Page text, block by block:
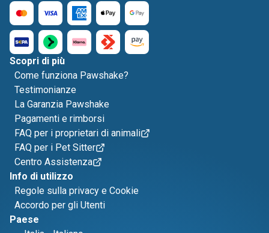
Scopri di più
Come funziona Pawshake?
Testimonianze
La Garanzia Pawshake
Pagamenti e rimborsi
FAQ per i proprietari di animali
FAQ per i Pet Sitter
Centro Assistenza
Info di utilizzo
Regole sulla privacy e Cookie
Accordo per gli Utenti
Paese